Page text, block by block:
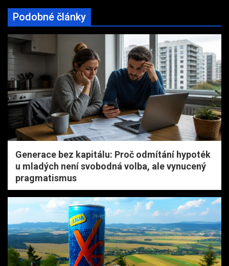
Podobné články
Generace bez kapitálu: Proč odmítání hypoték
u mladých není svobodná volba, ale vynucený
pragmatismus